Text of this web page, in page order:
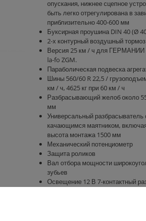
опускания, нижнее сцепное
быть легко отрегулирована в
приблизительно 400-600 мм
Буксирная проушина DIN 40 (Ø
2-х контурный воздушный
Версия 25 км / ч для ГЕРМАНИИ
la-fo ZGM.
Параболическая подвеска
Шины 560/60 R 22,5 /
км / ч, 4625 кг при 60 км / ч
Разбрасывающий желоб около
мм
Универсальный
качающимся маятником,
высота монтажа 1500 мм
Механический потенциометр
Защита роликов
Вал отбора мощности
зубьев
Освещение 12 В 7-контактный